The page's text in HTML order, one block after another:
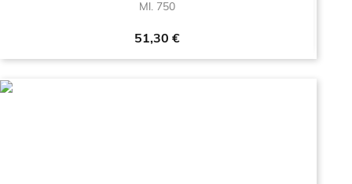
Ml. 750
Prezzo
51,30 €